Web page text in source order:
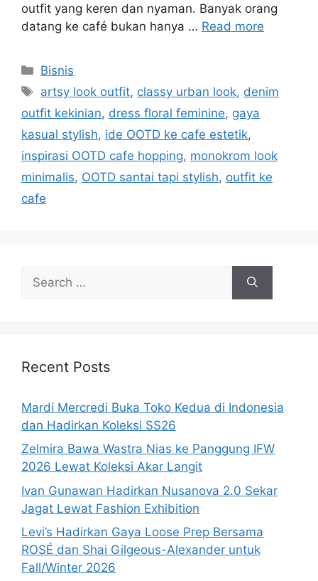
outfit yang keren dan nyaman. Banyak orang
datang ke café bukan hanya … Read more
Categories
Bisnis
Tags
artsy look outfit, classy urban look, denim
outfit kekinian, dress floral feminine, gaya
kasual stylish, ide OOTD ke cafe estetik,
inspirasi OOTD cafe hopping, monokrom look
minimalis, OOTD santai tapi stylish, outfit ke
cafe
for:
Recent Posts
Mardi Mercredi Buka Toko Kedua di Indonesia
dan Hadirkan Koleksi SS26
Zelmira Bawa Wastra Nias ke Panggung IFW
2026 Lewat Koleksi Akar Langit
Ivan Gunawan Hadirkan Nusanova 2.0 Sekar
Jagat Lewat Fashion Exhibition
Levi’s Hadirkan Gaya Loose Prep Bersama
ROSÉ dan Shai Gilgeous-Alexander untuk
Fall/Winter 2026